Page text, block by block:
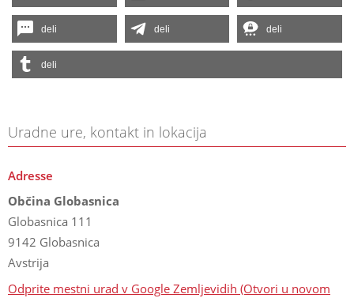
deli deli deli
deli
Uradne ure, kontakt in lokacija
Adresse
Občina Globasnica
Globasnica 111
9142 Globasnica
Avstrija
Odprite mestni urad v Google Zemljevidih (Otvori u novom